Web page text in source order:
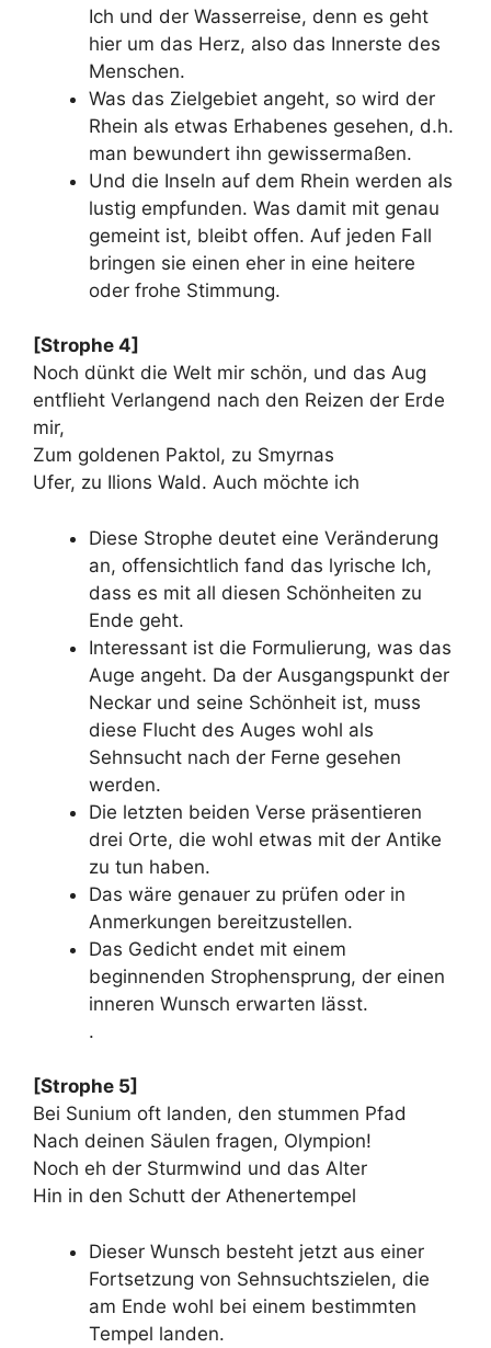
Ich und der Wasserreise, denn es geht
hier um das Herz, also das Innerste des
Menschen.
Was das Zielgebiet angeht, so wird der
Rhein als etwas Erhabenes gesehen, d.h.
man bewundert ihn gewissermaßen.
Und die Inseln auf dem Rhein werden als
lustig empfunden. Was damit mit genau
gemeint ist, bleibt offen. Auf jeden Fall
bringen sie einen eher in eine heitere
oder frohe Stimmung.
[Strophe 4]
Noch dünkt die Welt mir schön, und das Aug
entflieht Verlangend nach den Reizen der Erde
mir,
Zum goldenen Paktol, zu Smyrnas
Ufer, zu Ilions Wald. Auch möchte ich
Diese Strophe deutet eine Veränderung
an, offensichtlich fand das lyrische Ich,
dass es mit all diesen Schönheiten zu
Ende geht.
Interessant ist die Formulierung, was das
Auge angeht. Da der Ausgangspunkt der
Neckar und seine Schönheit ist, muss
diese Flucht des Auges wohl als
Sehnsucht nach der Ferne gesehen
werden.
Die letzten beiden Verse präsentieren
drei Orte, die wohl etwas mit der Antike
zu tun haben.
Das wäre genauer zu prüfen oder in
Anmerkungen bereitzustellen.
Das Gedicht endet mit einem
beginnenden Strophensprung, der einen
inneren Wunsch erwarten lässt.
.
[Strophe 5]
Bei Sunium oft landen, den stummen Pfad
Nach deinen Säulen fragen, Olympion!
Noch eh der Sturmwind und das Alter
Hin in den Schutt der Athenertempel
Dieser Wunsch besteht jetzt aus einer
Fortsetzung von Sehnsuchtszielen, die
am Ende wohl bei einem bestimmten
Tempel landen.